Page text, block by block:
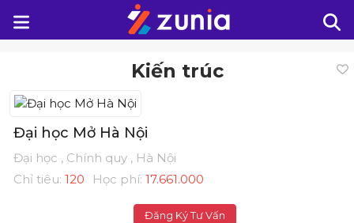
Kiến trúc
Đại học Mở Hà Nội
Đại học , Chính quy , Hà Nội
Chỉ tiêu: 120 Học phí: 17.661.000
Đăng Ký Tư Vấn